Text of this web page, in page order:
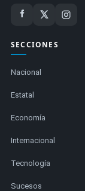
SECCIONES
Nacional
Estatal
Economía
Internacional
Tecnología
Sucesos